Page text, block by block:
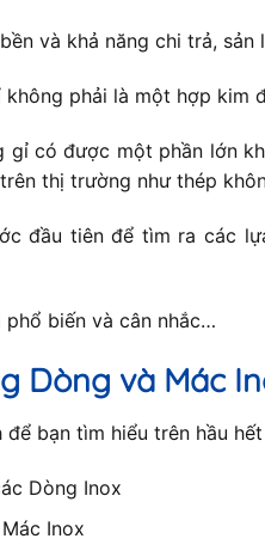
và khả năng chi trả,
phải là một hợp kim
gỉ có được một phần lớn
thị trường như thép
đầu tiên để tìm ra các
biến và cân nhắc…
Dòng và Mác
để bạn tìm hiểu trên hầu
Dòng Inox
Inox